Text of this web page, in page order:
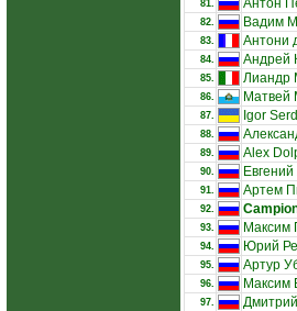
81. Антон
82. Вадим
83. Антони
84. Андрей
85. Лиандр
86. Матвей
87. Igor
88.
89. Alex
90.
91. Артем
92.
93. Максим
94. Юрий
95. Артур
96. Максим
97.